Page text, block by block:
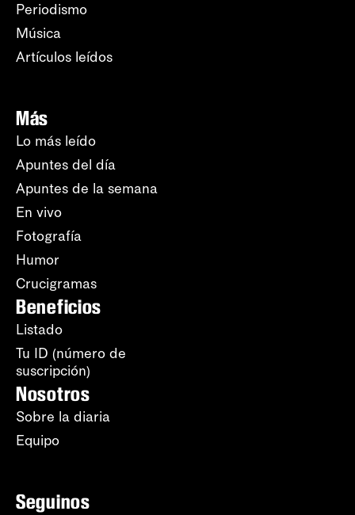
Periodismo
Música
Artículos leídos
Más
Lo más leído
Apuntes del día
Apuntes de la semana
En vivo
Fotografía
Humor
Crucigramas
Beneficios
Listado
Tu ID (número de
suscripción)
Nosotros
Sobre la diaria
Equipo
Seguinos